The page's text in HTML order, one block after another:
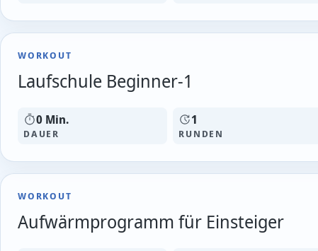
WORKOUT
Laufschule Beginner-1
0 Min.
DAUER
1
RUNDEN
WORKOUT
Aufwärmprogramm für Einsteiger